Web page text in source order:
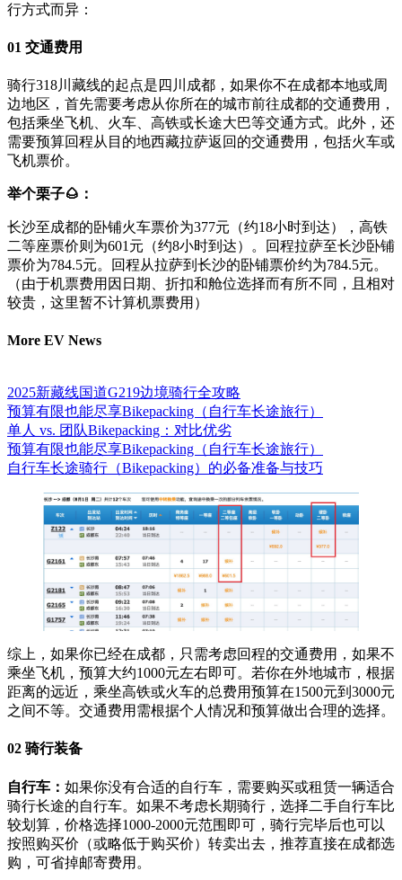
行方式而异：
01 交通费用
骑行318川藏线的起点是四川成都，如果你不在成都本地或周
边地区，首先需要考虑从你所在的城市前往成都的交通费用，
包括乘坐飞机、火车、高铁或长途大巴等交通方式。此外，还
需要预算回程从目的地西藏拉萨返回的交通费用，包括火车或
飞机票价。
举个栗子🌰：
长沙至成都的卧铺火车票价为377元（约18小时到达），高铁
二等座票价则为601元（约8小时到达）。回程拉萨至长沙卧铺
票价为784.5元。回程从拉萨到长沙的卧铺票价约为784.5元。
（由于机票费用因日期、折扣和舱位选择而有所不同，且相对
较贵，这里暂不计算机票费用）
More EV News
2025新藏线国道G219边境骑行全攻略
预算有限也能尽享Bikepacking（自行车长途旅行）
单人 vs. 团队Bikepacking：对比优劣
预算有限也能尽享Bikepacking（自行车长途旅行）
自行车长途骑行（Bikepacking）的必备准备与技巧
综上，如果你已经在成都，只需考虑回程的交通费用，如果不
乘坐飞机，预算大约1000元左右即可。若你在外地城市，根据
距离的远近，乘坐高铁或火车的总费用预算在1500元到3000元
之间不等。交通费用需根据个人情况和预算做出合理的选择。
02 骑行装备
自行车： 如果你没有合适的自行车，需要购买或租赁一辆适合
骑行长途的自行车。如果不考虑长期骑行，选择二手自行车比
较划算，价格选择1000-2000元范围即可，骑行完毕后也可以
按照购买价（或略低于购买价）转卖出去，推荐直接在成都选
购，可省掉邮寄费用。